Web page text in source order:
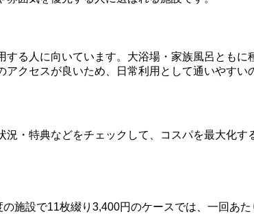
る人に向いています。大浴場・家族風呂ともに
クセスが良いため、日常利用として通いやすい
・特典などをチェックして、コスパを最大化す
設で11枚綴り3,400円のケースでは、一回あた